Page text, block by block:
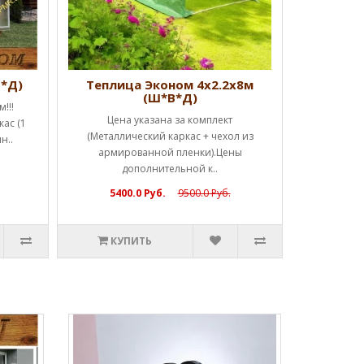
(1
Теплица Эконом 4х2.2х8м
(Ш*В*Д)
Цена указана за комплект
(Металлический каркас + чехол из
армированной пленки).Цены
дополнительной к..
5400.0 Руб.
9500.0 Руб.
КУПИТЬ